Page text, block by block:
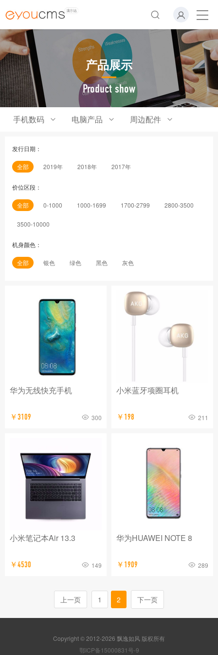
产品展示
Product show
手机数码 电脑产品 周边配件
发行日期：
全部 2019年 2018年 2017年
价位区段：
全部 0-1000 1000-1699 1700-2799 2800-3500
3500-10000
机身颜色：
全部 银色 绿色 黑色 灰色
华为无线快充手机
￥3109 300
小米蓝牙项圈耳机
￥198 211
小米笔记本Air 13.3
￥4530 149
华为HUAWEI NOTE 8
￥1909 289
上一页 1 2 下一页
Copyright © 2012-2026 飘逸如风 版权所有
鄂ICP备15000831号-9